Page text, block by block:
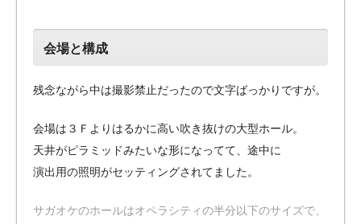
会場と構成
残念ながら中は撮影禁止だったので文字ばっかりですが。
会場は３Ｆよりはるかに高い吹き抜けの大型ホール。
天井がピラミッドみたいな形になってて、途中に
演出用の照明がセッティングされてました。
サガオケのホールはオペラシティの半分以下のサイズで、